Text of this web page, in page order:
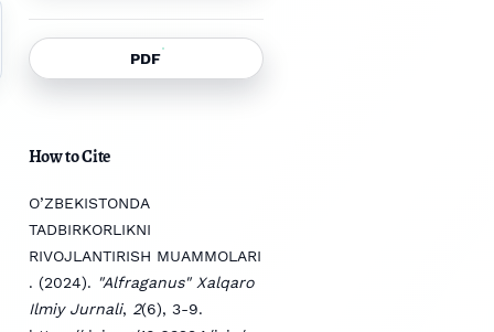
PDF
How to Cite
O’ZBEKISTONDA
TADBIRKORLIKNI
RIVOJLANTIRISH MUAMMOLARI
. (2024). "Alfraganus" Xalqaro
Ilmiy Jurnali, 2(6), 3-9.